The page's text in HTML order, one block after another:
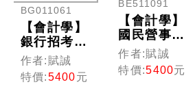
BG011061
【會計學】
銀行招考
(光碟版函
授)
作者:賦誠
特價:5400元
BE511091
【會計學】
國民營事業
(光碟版函
授)
作者:賦誠
特價:5400元